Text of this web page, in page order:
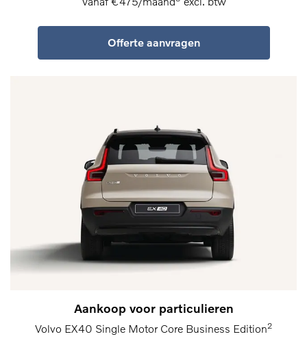
Offerte aanvragen
Aankoop voor particulieren
Volvo EX40 Single Motor Core Business Edition2